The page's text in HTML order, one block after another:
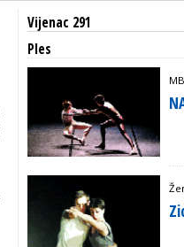
Vijenac 291
Ples